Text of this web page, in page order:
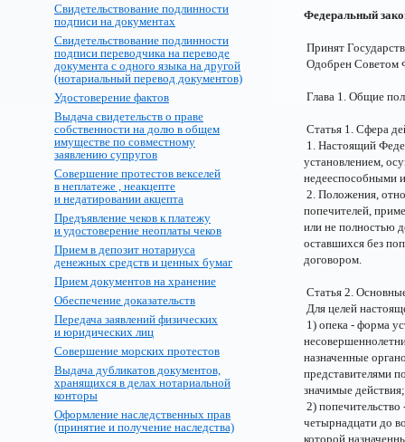
Свидетельствование подлинности
подписи на документах
Свидетельствование подлинности
подписи переводчика на переводе
документа с одного языка на другой
(нотариальный перевод документов)
Удостоверение фактов
Выдача свидетельств о праве
собственности на долю в общем
имуществе по совместному
заявлению супругов
Совершение протестов векселей
в неплатеже , неакцепте
и недатировании акцепта
Предъявление чеков к платежу
и удостоверение неоплаты чеков
Прием в депозит нотариуса
денежных средств и ценных бумаг
Прием документов на хранение
Обеспечение доказательств
Передача заявлений физических
и юридических лиц
Совершение морских протестов
Выдача дубликатов документов,
хранящихся в делах нотариальной
конторы
Оформление наследственных прав
(принятие и получение наследства)
Федеральный
Принят
Одобрен Советом
Глава 1. Общие
Статья 1. Сфера
1. Настоящий
установлением,
недееспособными
2. Положения,
попечителей,
или не полностью
оставшихся без
договором.
Статья 2.
Для целей
1) опека - форма
назначенные
представителями
значимые действия;
2)
четырнадцати до
которой